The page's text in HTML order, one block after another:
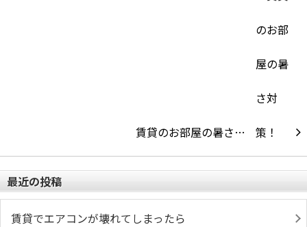
賃貸のお部屋の暑さ…
最近の投稿
賃貸でエアコンが壊れてしまったら